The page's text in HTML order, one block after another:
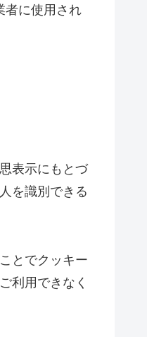
者に使用され
表示にもとづ
を識別できる
とでクッキー
利用できなく